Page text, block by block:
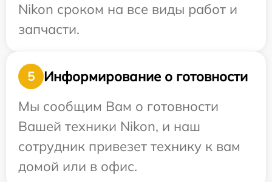
Nikon сроком на все виды работ и
запчасти.
5
Информирование о готовности
Мы сообщим Вам о готовности
Вашей техники Nikon, и наш
сотрудник привезет технику к вам
домой или в офис.